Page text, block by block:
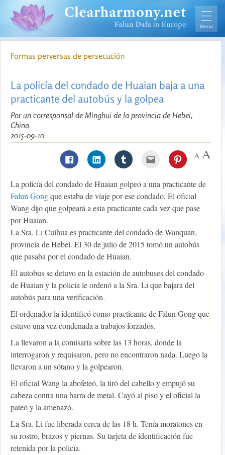
Formas perversas de persecución
La policía del condado de Huaian baja a una
practicante del autobús y la golpea
Por un corresponsal de Minghui de la provincia de Hebei,
China
2015-09-10
La policía del condado de Huaian golpeó a una practicante de
Falun Gongque estaba de viaje por ese condado. El oficial
Wang dijo que golpeará a esta practicante cada vez que pase
por Huaian.
La Sra. Li Cuihua es practicante del condado de Wanquan,
provincia de Hebei. El 30 de julio de 2015 tomó un autobús
que pasaba por el condado de Huaian.
El autobus se detuvo en la estación de autobuses del condado
de Huaian y la policía le ordenó a la Sra. Li que bajara del
autobús para una verificación.
El ordenador la identificó como practicante de Falun Gong que
estuvo una vez condenada a trabajos forzados.
La llevaron a la comisaría sobre las 13 horas, donde la
interrogaron y requisaron, pero no encontraron nada. Luego la
llevaron a un sótano y la golpearon.
El oficial Wang la abofeteó, la tiró del cabello y empujó su
cabeza contra una barra de metal. Cayó al piso y el oficial la
pateó y la amenazó.
La Sra. Li fue liberada cerca de las 18 h. Tenía moratones en
su rostro, brazos y piernas. Su tarjeta de identificación fue
retenida por la policía.